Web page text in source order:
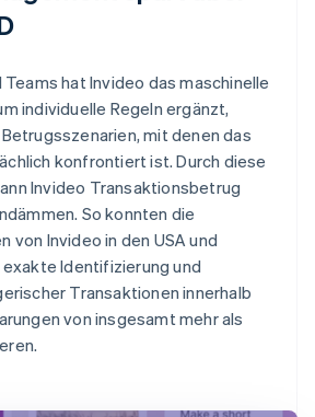
Teams hat Invideo das maschinelle
individuelle Regeln ergänzt,
mit denen das
konfrontiert ist. Durch diese
Invideo Transaktionsbetrug
So konnten die
von Invideo in den USA und
exakte Identifizierung und
Transaktionen innerhalb
von insgesamt mehr als